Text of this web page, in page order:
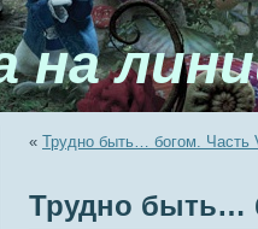
на
« Трудно быть… богом. Часть
Трудно быть…